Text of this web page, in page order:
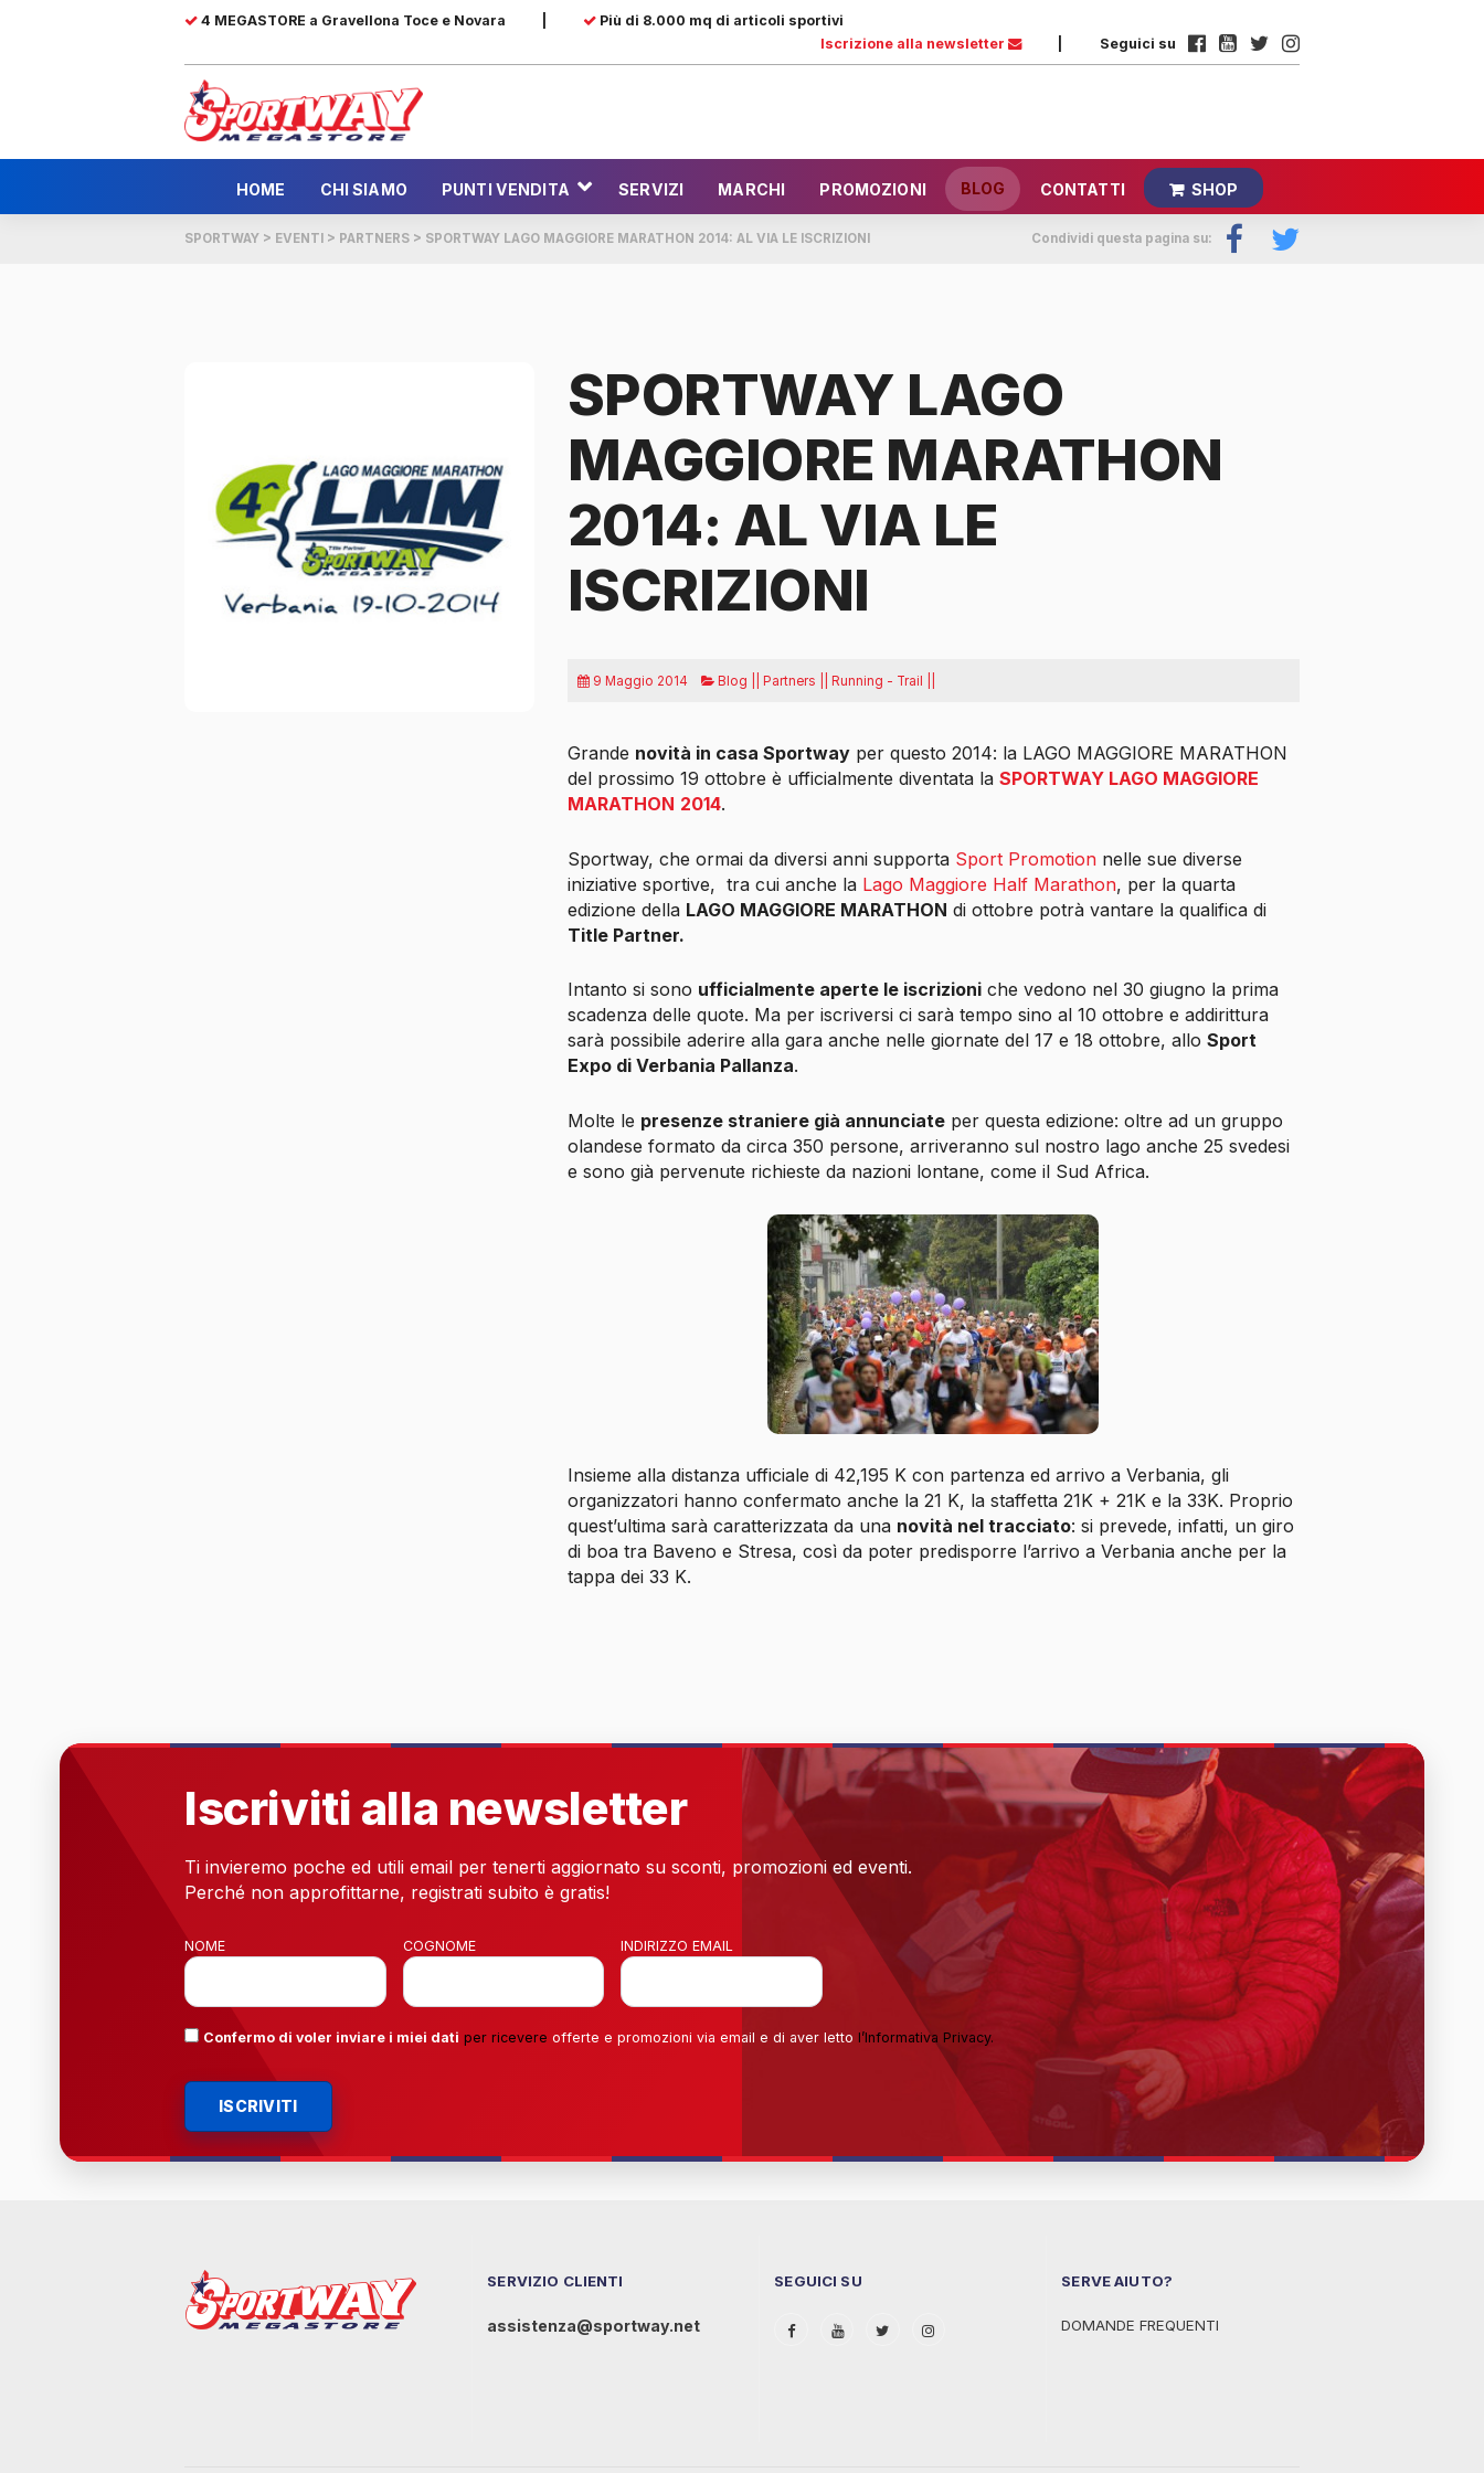
4 MEGASTORE a Gravellona Toce e Novara
Più di 8.000 mq di articoli sportivi
Iscrizione alla newsletter
Seguici su
HOME CHI SIAMO PUNTI VENDITA SERVIZI MARCHI PROMOZIONI BLOG CONTATTI SHOP
SPORTWAY > EVENTI > PARTNERS > SPORTWAY LAGO MAGGIORE MARATHON 2014: AL VIA LE ISCRIZIONI Condividi questa pagina su:
SPORTWAY LAGO
MAGGIORE MARATHON
2014: AL VIA LE
ISCRIZIONI
9 Maggio 2014 Blog || Partners || Running - Trail ||
Grande novità in casa Sportwayper questo 2014: la LAGO MAGGIORE MARATHON
del prossimo 19 ottobre è ufficialmente diventata la SPORTWAY LAGO MAGGIORE
MARATHON 2014.
Sportway, che ormai da diversi anni supporta Sport Promotionnelle sue diverse
iniziative sportive, tra cui anche la Lago Maggiore Half Marathon, per la quarta
edizione della LAGO MAGGIORE MARATHON di ottobre potrà vantare la qualifica di
Title Partner.
Intanto si sono ufficialmente aperte le iscrizioniche vedono nel 30 giugno la prima
scadenza delle quote. Ma per iscriversi ci sarà tempo sino al 10 ottobre e addirittura
sarà possibile aderire alla gara anche nelle giornate del 17 e 18 ottobre, allo Sport
Expo di Verbania Pallanza.
Molte le presenze straniere già annunciateper questa edizione: oltre ad un gruppo
olandese formato da circa 350 persone, arriveranno sul nostro lago anche 25 svedesi
e sono già pervenute richieste da nazioni lontane, come il Sud Africa.
Insieme alla distanza ufficiale di 42,195 K con partenza ed arrivo a Verbania, gli
organizzatori hanno confermato anche la 21 K, la staffetta 21K + 21K e la 33K. Proprio
quest’ultima sarà caratterizzata da una novità nel tracciato: si prevede, infatti, un giro
di boa tra Baveno e Stresa, così da poter predisporre l’arrivo a Verbania anche per la
tappa dei 33 K.
Iscriviti alla newsletter
Ti invieremo poche ed utili email per tenerti aggiornato su sconti, promozioni ed eventi.
Perché non approfittarne, registrati subito è gratis!
NOME COGNOME INDIRIZZO EMAIL
Confermo di voler inviare i miei dati per ricevere offerte e promozioni via email e di aver letto l’Informativa Privacy.
ISCRIVITI
SERVIZIO CLIENTI
assistenza@sportway.net
SEGUICI SU SERVE AIUTO?
DOMANDE FREQUENTI